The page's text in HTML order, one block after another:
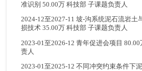
准识别 50.00万 科技部 子课题负责人
2024-12至2027-11 坡-沟系统泥石流岩土
损技术 35.00万 科技部 子课题负责人
2023-01至2026-12 青年促进会项目
责人
2023-01至2025-12 不同冲突约束条件下